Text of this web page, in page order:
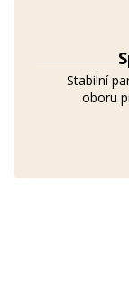
Stabilní
oboru